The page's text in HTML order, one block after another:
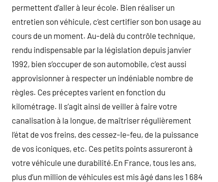
permettent d’aller à leur école. Bien réaliser un
entretien son véhicule, c’est certifier son bon usage au
cours de un moment. Au-delà du contrôle technique,
rendu indispensable par la législation depuis janvier
1992, bien s’occuper de son automobile, c’est aussi
approvisionner à respecter un indéniable nombre de
règles. Ces préceptes varient en fonction du
kilométrage. Il s’agit ainsi de veiller à faire votre
canalisation à la longue, de maîtriser régulièrement
l’état de vos freins, des cessez-le-feu, de la puissance
de vos iconiques, etc. Ces petits points assureront à
votre véhicule une durabilité.En France, tous les ans,
plus d’un million de véhicules est mis âgé dans les 1 684